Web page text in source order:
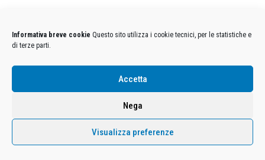
Informativa breve cookie Questo sito utilizza i cookie tecnici, per le statistiche e
di terze parti.
Accetta
Nega
Visualizza preferenze